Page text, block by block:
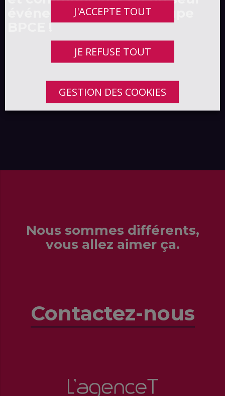
événement pour le Groupe
BPCE !
Nous sommes différents,
vous allez aimer ça.
Contactez-nous
J'ACCEPTE TOUT
JE REFUSE TOUT
GESTION DES COOKIES